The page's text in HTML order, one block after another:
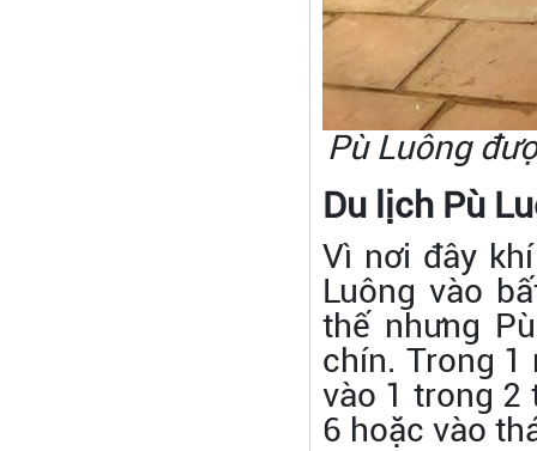
Pù Luông
Du lịch Pù
Vì nơi đây
Luông vào
thế nhưng
chín. Trong 1
vào 1 trong 2
6 hoặc vào